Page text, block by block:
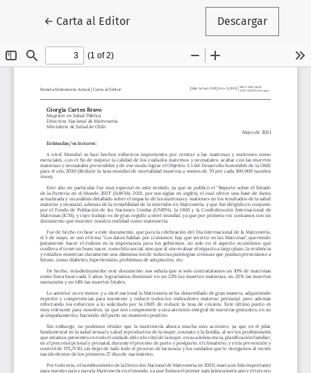
← Volver a los detalles del artículo
Carta al Editor Descargar